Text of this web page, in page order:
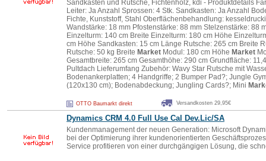
Sandkasten und Rutsche, Fichtenholz, kdi - Produktdetails
Leiter: Ja Anzahl Sprossen: 4 Stk. Sandkasten: Ja Anzahl
Fichte, Kunststoff, Stahl Oberflächenbehandlung:
Wandstärke: 18 mm Pfostenstärke: 88 mm Stelzenstärke: 88
Einzelturm: 140 cm Breite Einzelturm: 180 cm Höhe
cm Höhe Sandkasten: 15 cm Länge Rutsche: 265 cm Breite
Rutsche: 50 kg Breite Market Modul: 180 cm Höhe Market
Gesamtbreite: 265 cm Gesamthöhe: 290 cm Grundfläche:
Pultdach Lieferumfang Zubehör: Wavy Star Rutsche mit
Bodenankerplatten; 4 Handgriffe; 2 Bumper Pad?; Jungle
(120x130 cm); Bodenabdeckung; Jungling Cards?; Mini
OTTO Baumarkt direkt Versandkosten 29,95€
Dynamics CRM 4.0 Full Use Cal Dev.Lic/SA
Kundenmanagement der neuen Generation: Microsoft
bei der Optimierung ihrer kundenorientierten
Service profitieren von einer durchgängigen Lösung, die